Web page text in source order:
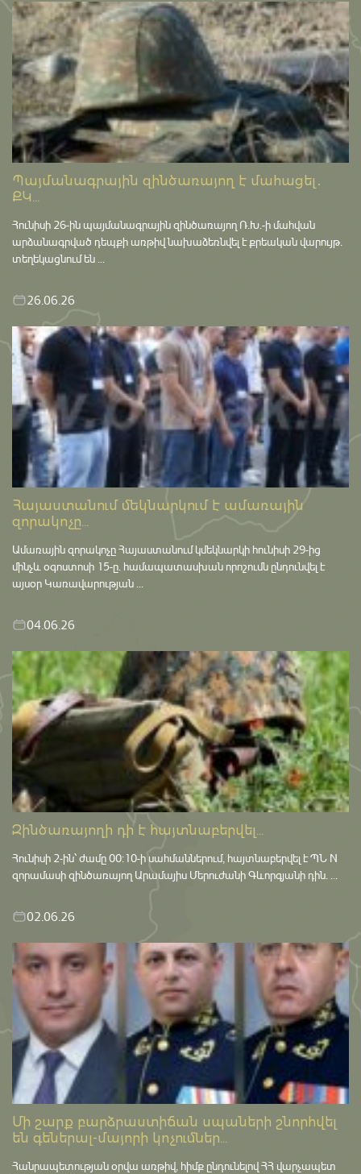
Պայմանագրային զինծառայող է մահացել․
ՔԿ...
Հունիսի 26-ին պայմանագրային զինծառայող Ռ.Խ.-ի մահվան
արձանագրված դեպքի առթիվ նախաձեռնվել է քրեական վարույթ․
տեղեկացնում են ...
26.06.26
Հայաստանում մեկնարկում է ամառային
զորակոչը...
Ամառային զորակոչը Հայաստանում կմեկնարկի հունիսի 29-ից
մինչև օգոստոսի 15-ը․ համապատասխան որոշումն ընդունվել է
այսօր Կառավարության ...
04.06.26
Զինծառայողի դի է հայտնաբերվել...
Հունիսի 2-ին՝ ժամը 00:10-ի սահմաններում, հայտնաբերվել է ՊՆ N
զորամասի զինծառայող Արամայիս Մերուժանի Գևորգյանի դին. ...
02.06.26
Մի շարք բարձրաստիճան սպաների շնորհվել
են գեներալ-մայորի կոչումներ...
Հանրապետության օրվա առթիվ, հիմք ընդունելով ՀՀ վարչապետ